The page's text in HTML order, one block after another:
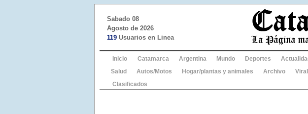
Sabado 08
Agosto de 2026
119 Usuarios en Linea
Inicio Catamarca Argentina Mundo Deportes
Salud
Autos/Motos Hogar/plantas y animales Archivo Viral
Clasificados